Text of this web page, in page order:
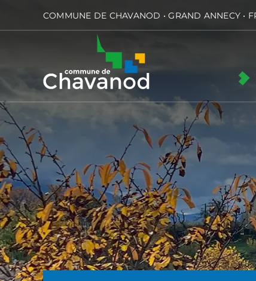
COMMUNE DE CHAVANOD • GRAND ANNECY •